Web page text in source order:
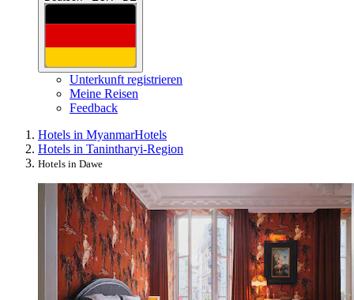
Unterkunft registrieren
Meine Reisen
Feedback
Hotels in MyanmarHotels
Hotels in Tanintharyi-Region
Hotels in Dawe